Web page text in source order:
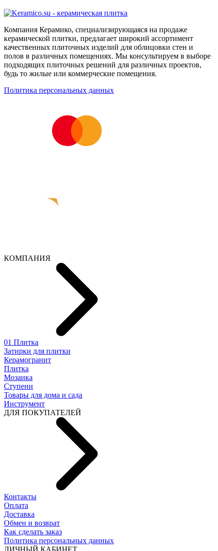
Компания Керамико, специализирующаяся на продаже
керамической плитки, предлагает широкий ассортимент
качественных плиточных изделий для облицовки стен и
полов в различных помещениях. Мы консультируем в выборе
подходящих плиточных решений для различных проектов,
будь то жилые или коммерческие помещения.
Политика персональных данных
КОМПАНИЯ
01 Плитка
Затирки для плитки
Керамогранит
Плитка
Мозаика
Ступени
Товары для дома и сада
Инструмент
ДЛЯ ПОКУПАТЕЛЕЙ
Контакты
Оплата
Доставка
Обмен и возврат
Как сделать заказ
Политика персональных данных
ЛИЧНЫЙ КАБИНЕТ